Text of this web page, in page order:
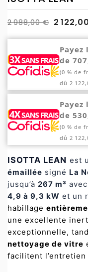
2 988,00 € 2
Payez
de
(0 % de
dû 2
Payez
de
(0 % de
dû 2
ISOTTA LEAN est
émaillée signé La
jusqu’à 267 m³
4,9 à 9,3 kW et un
habillage
une excellente
exceptionnelle,
nettoyage de vitre
facilitent